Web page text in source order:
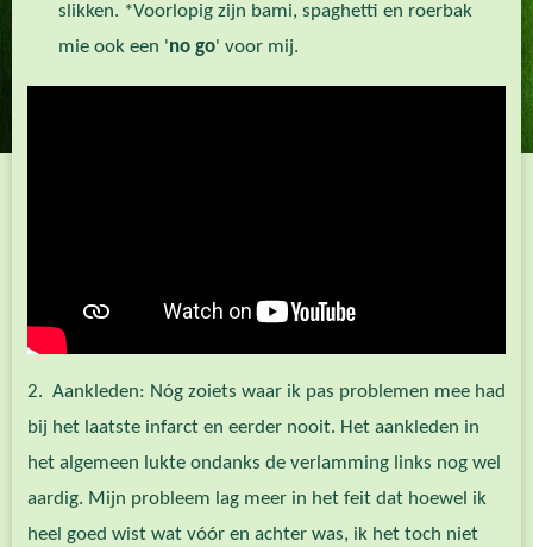
slikken. *Voorlopig zijn bami, spaghetti en roerbak
mie ook een 'no go' voor mij.
2. Aankleden: Nóg zoiets waar ik pas problemen mee had
bij het laatste infarct en eerder nooit. Het aankleden in
het algemeen lukte ondanks de verlamming links nog wel
aardig. Mijn probleem lag meer in het feit dat hoewel ik
heel goed wist wat vóór en achter was, ik het toch niet